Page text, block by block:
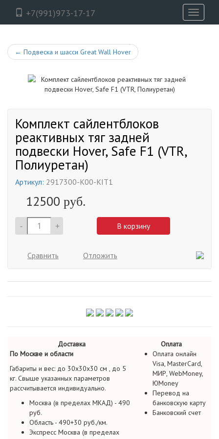
+7(991)973-17-17
Toggle
← Подвеска и шасси Great Wall Hover
Комплект сайлентблоков
реактивных тяг задней
подвески Hover, Safe F1 (VTR,
Полиуретан)
Артикул: 2917300-K00-KIT1
12500 руб.
- + В корзину
Сравнить Отложить
Доставка
Оплата
По Москве и области
Габариты и вес: до 30х30х30 см , до 5
кг. Свыше указанных параметров
рассчитывается индивидуально.
Москва (в пределах МКАД) - 490
руб.
Область - 490+30 руб./км.
Экспресс Москва (в пределах
Оплата онлайн
Visa, MasterCard,
МИР, WebMoney,
ЮMoney
Перевод на
банковскую карту
Банковский счет